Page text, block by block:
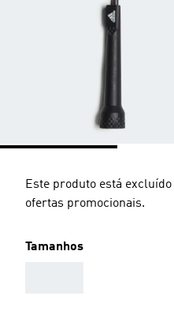
Este produto está
ofertas promocionais.
Tamanhos